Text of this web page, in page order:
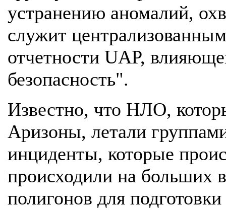
устранению аномалий,
служит
отчетности UAP,
безопасность".
Известно, что НЛО,
Аризоны, летали
инциденты, которые
происходили на больших
полигонов для